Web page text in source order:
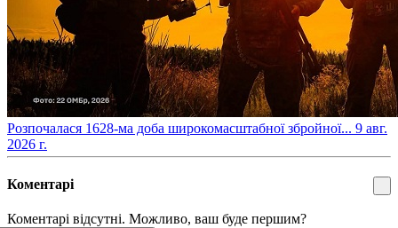
​Розпочалася 1628-ма доба широкомасштабної збройної... 9 авг.
2026 г.
Коментарі
Коментарі відсутні. Можливо, ваш буде першим?